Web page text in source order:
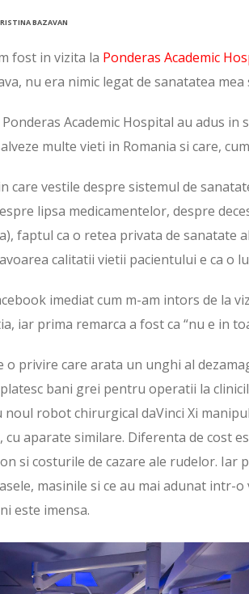
BAZAVAN
fost in vizita la Ponderas Academic
nu era nimic legat de sanatatea
Academic Hospital au adus
multe vieti in Romania si care,
care vestile despre sistemul de
lipsa medicamentelor, despre
faptul ca o retea privata de sanatate
calitatii vietii pacientului e ca o
imediat cum m-am intors de la
iar prima remarca a fost ca “nu e in
o privire care arata un unghi al
bani grei pentru operatii la
noul robot chirurgical daVinci Xi
cu aparate similare. Diferenta de cost
si costurile de cazare ale rudelor.
masinile si ce au mai adunat intr-
este imensa.